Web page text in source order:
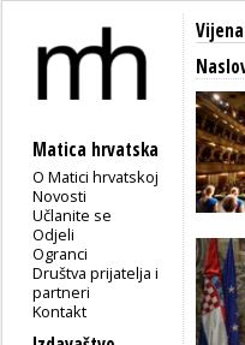
Matica hrvatska
O Matici hrvatskoj
Novosti
Učlanite se
Odjeli
Ogranci
Društva prijatelja i
partneri
Kontakt